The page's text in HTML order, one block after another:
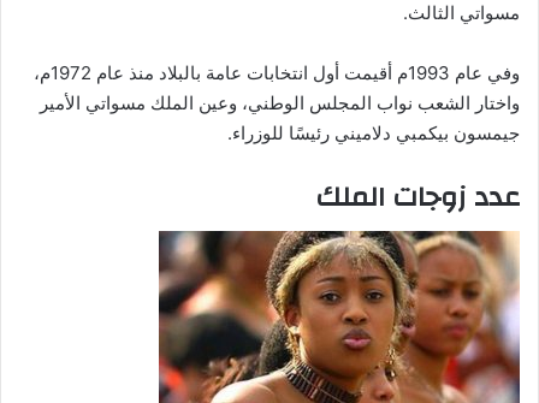
مسواتي الثالث.
وفي عام 1993م أقيمت أول انتخابات عامة بالبلاد منذ عام 1972م،
واختار الشعب نواب المجلس الوطني، وعين الملك مسواتي الأمير
جيمسون بيكمبي دلاميني رئيسًا للوزراء.
عدد زوجات الملك